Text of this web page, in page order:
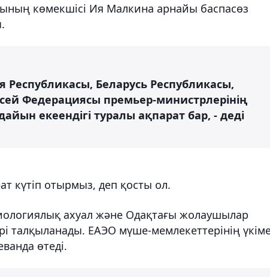
көмекшісі Ия Малкина арнайы баспасөз
Республикасы, Беларусь Республикасы,
Федерациясы премьер-министрлерінің
екеендігі туралы ақпарат бар, - деді
күтіп отырмыз, деп қосты ол.
ахуал және Одақтағы жолаушылар
талқыланады. ЕАЭО мүше-мемлекеттерінің
өтеді.